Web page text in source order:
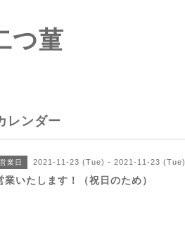
つ菫
レンダー
営業日 2021-11-23 (Tue) - 2021-11-23 (Tue)
業いたします！（祝日のため）